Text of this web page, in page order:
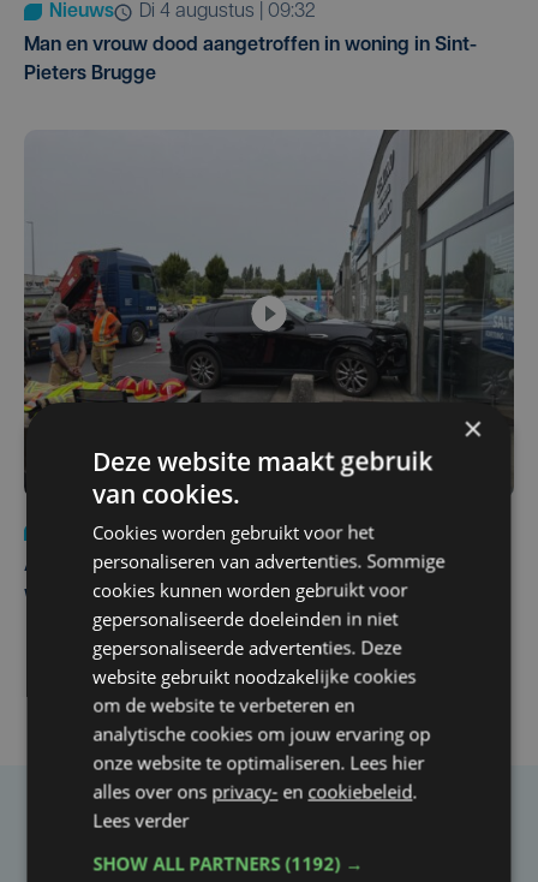
Nieuws
di 4 augustus | 09:32
Man en vrouw dood aangetroffen in woning in Sint-
Pieters Brugge
Nieuws
do 30 juli | 12:57
Autobestuurster rijdt na foutief manoeuvre tegen
winkelgevel in Ieper
Taalfout opgemerkt?
Heb je een taal- of schrijffout opgemerkt in dit
×
Deze website maakt gebruik
van cookies.
Cookies worden gebruikt voor het
personaliseren van advertenties. Sommige
cookies kunnen worden gebruikt voor
gepersonaliseerde doeleinden in niet
gepersonaliseerde advertenties. Deze
website gebruikt noodzakelijke cookies
om de website te verbeteren en
analytische cookies om jouw ervaring op
onze website te optimaliseren. Lees hier
alles over ons privacy- en cookiebeleid.
Lees verder
SHOW ALL PARTNERS(1192) →